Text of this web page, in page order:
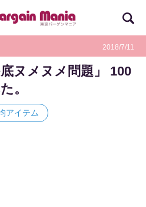
2018/7/11
ヌメヌメ問題」 100
。
アイテム